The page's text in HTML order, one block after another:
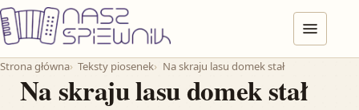
Przejdź do treści
Strona główna Teksty piosenek Na skraju lasu domek stał
Na skraju lasu domek stał